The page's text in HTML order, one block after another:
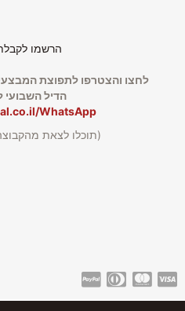
הרשמו
לחצו והצטרפו לתפוצת
הדיל השבועי
WhatsApp
(תוכלו לצאת